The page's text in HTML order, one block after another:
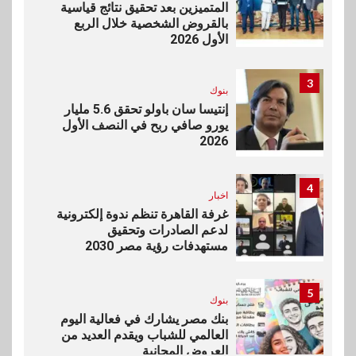
المتميزين بعد تحقيق نتائج قياسية
بالقروض الشخصية خلال الربع
الأول 2026
3
بنوك
إنتيسا سان باولو تحقق 5.6 مليار
يورو صافي ربح في النصف الأول
2026
4
اخبار
غرفة القاهرة تنظم ندوة إلكترونية
لدعم الصادرات وتحقيق
مستهدفات رؤية مصر 2030
5
بنوك
بنك مصر يشارك في فعالية اليوم
العالمي للشباب ويقدم العديد من
العروض المجانية